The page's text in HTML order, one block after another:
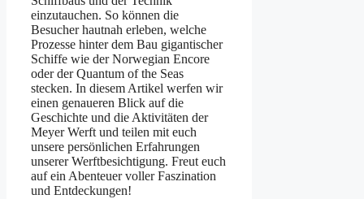
einzutauchen. So können die
Besucher hautnah erleben, welche
Prozesse hinter dem Bau gigantischer
Schiffe wie der Norwegian Encore
oder der Quantum of the Seas
stecken. In diesem Artikel werfen wir
einen genaueren Blick auf die
Geschichte und die Aktivitäten der
Meyer Werft und teilen mit euch
unsere persönlichen Erfahrungen
unserer Werftbesichtigung. Freut euch
auf ein Abenteuer voller Faszination
und Entdeckungen!